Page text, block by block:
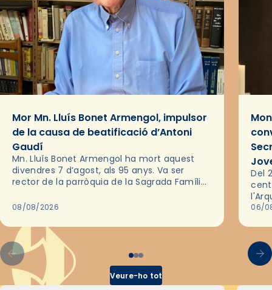
Mor Mn. Lluís Bonet Armengol, impulsor
de la causa de beatificació d’Antoni
Gaudí
Mn. Lluís Bonet Armengol ha mort aquest
divendres 7 d’agost, als 95 anys. Va ser
rector de la parròquia de la Sagrada Família
2018,…
08/08/2026
Del
les
06/
Veure-ho tot